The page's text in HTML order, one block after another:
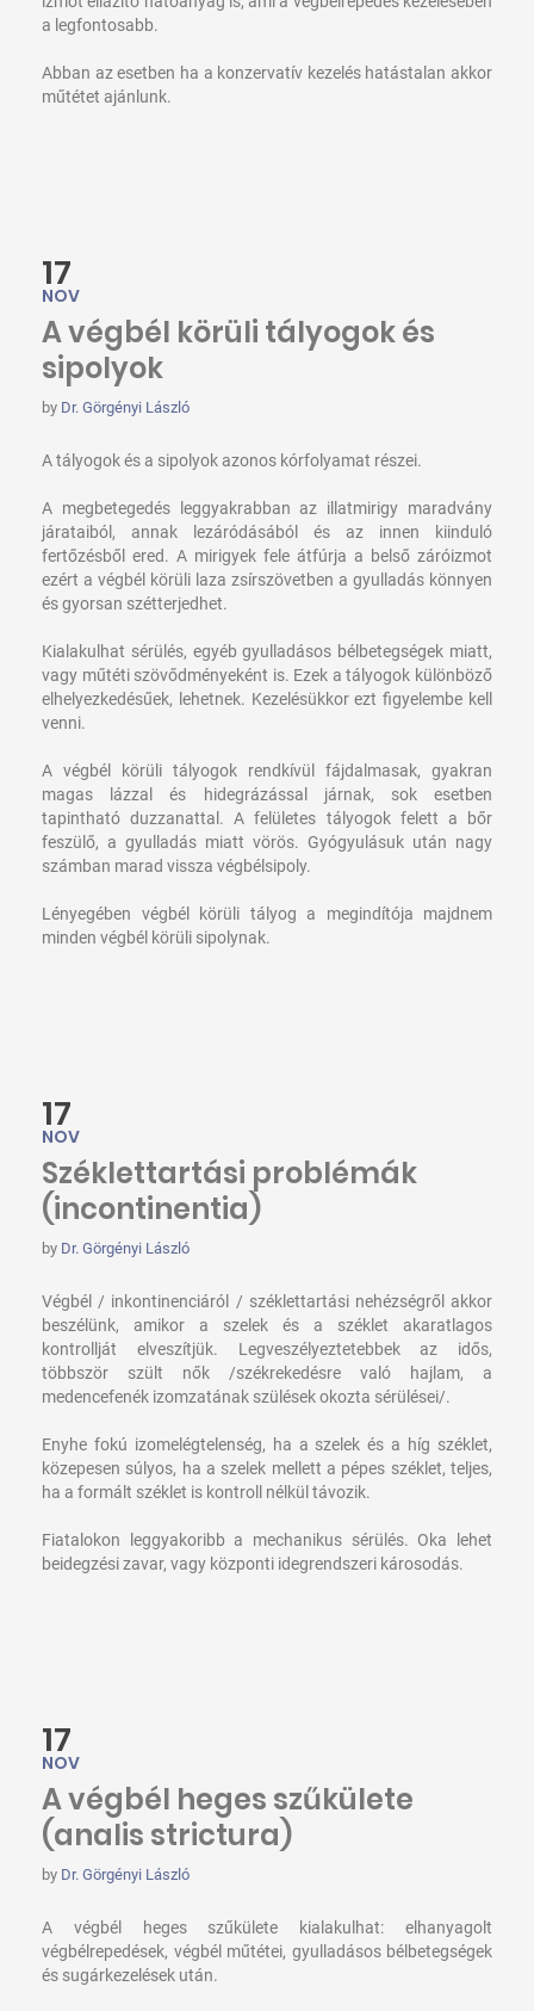
a legfontosabb.
Abban az esetben ha a konzervatív kezelés hatástalan akkor
műtétet ajánlunk.
17
NOV
A végbél körüli tályogok és
sipolyok
by Dr. Görgényi László
A tályogok és a sipolyok azonos kórfolyamat részei.
A megbetegedés leggyakrabban az illatmirigy maradvány
járataiból, annak lezáródásából és az innen kiinduló
fertőzésből ered. A mirigyek fele átfúrja a belső záróizmot
ezért a végbél körüli laza zsírszövetben a gyulladás könnyen
és gyorsan szétterjedhet.
Kialakulhat sérülés, egyéb gyulladásos bélbetegségek miatt,
vagy műtéti szövődményeként is. Ezek a tályogok különböző
elhelyezkedésűek, lehetnek. Kezelésükkor ezt figyelembe kell
venni.
A végbél körüli tályogok rendkívül fájdalmasak, gyakran
magas lázzal és hidegrázással járnak, sok esetben
tapintható duzzanattal. A felületes tályogok felett a bőr
feszülő, a gyulladás miatt vörös. Gyógyulásuk után nagy
számban marad vissza végbélsipoly.
Lényegében végbél körüli tályog a megindítója majdnem
minden végbél körüli sipolynak.
17
NOV
Széklettartási problémák
(incontinentia)
by Dr. Görgényi László
Végbél / inkontinenciáról / széklettartási nehézségről akkor
beszélünk, amikor a szelek és a széklet akaratlagos
kontrollját elveszítjük. Legveszélyeztetebbek az idős,
többször szült nők /székrekedésre való hajlam, a
medencefenék izomzatának szülések okozta sérülései/.
Enyhe fokú izomelégtelenség, ha a szelek és a híg széklet,
közepesen súlyos, ha a szelek mellett a pépes széklet, teljes,
ha a formált széklet is kontroll nélkül távozik.
Fiatalokon leggyakoribb a mechanikus sérülés. Oka lehet
beidegzési zavar, vagy központi idegrendszeri károsodás.
17
NOV
A végbél heges szűkülete
(analis strictura)
by Dr. Görgényi László
A végbél heges szűkülete kialakulhat: elhanyagolt
végbélrepedések, végbél műtétei, gyulladásos bélbetegségek
és sugárkezelések után.